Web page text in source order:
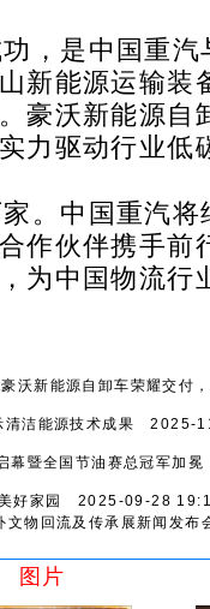
，是中国重
新能源运输装
豪沃新能源自
力驱动行业低
。中国重汽将
作伙伴携手前
为中国物流行
沃新能源自卸车荣耀交付
洁能源技术成果 2025-
幕暨全国节油赛总冠军加冕
好家园
2025-09-28
文物回流及传承展新闻发布
图片